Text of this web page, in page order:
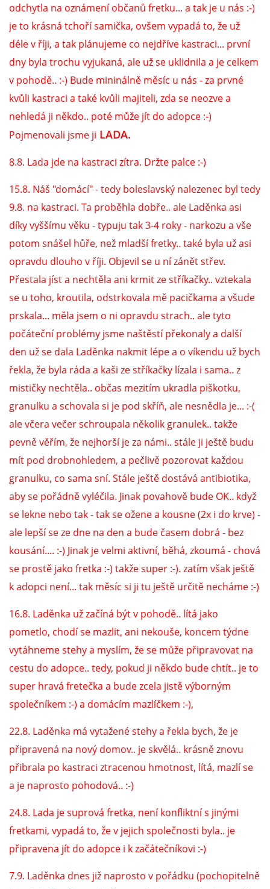
DFD - DOMOV FRETČÍCH DŮCHODCŮ
PODMÍNKY PŘEVZETÍ FRETKY.
O FRETCE
O FRETCE
PÉČE O FRETKU
CHCI SI POŘÍDIT FRETKU
VÝCHOVA FRETKY
JAK FRETKA BYDLÍ
KASTRACE
STRAVA
PODPORA
E - S H O P
HISTORIE 2022
O NÁS :-)
VÝROČNÍ ZPRÁVY
KONTAKT
JAK NÁM POMOCI
NATÁČENÍ V TELEVIZI
AKCE
odchytla na oznámení občanů fretku... a tak je u nás :-)
je to krásná tchoří samička, ovšem vypadá to, že už
déle v říji, a tak plánujeme co nejdříve kastraci... první
dny byla trochu vyjukaná, ale už se uklidnila a je celkem
v pohodě.. :-) Bude mininálně měsíc u nás - za prvné
kvůli kastraci a také kvůli majiteli, zda se neozve a
nehledá ji někdo.. poté může jít do adopce :-)
Pojmenovali jsme ji LADA.
8.8. Lada jde na kastraci zítra. Držte palce :-)
15.8. Náš "domácí" - tedy boleslavský nalezenec byl tedy
9.8. na kastraci. Ta proběhla dobře.. ale Laděnka asi
díky vyššímu věku - typuju tak 3-4 roky - narkozu a vše
potom snášel hůře, než mladší fretky.. také byla už asi
opravdu dlouho v říji. Objevil se u ní zánět střev.
Přestala jíst a nechtěla ani krmit ze stříkačky.. vztekala
se u toho, kroutila, odstrkovala mě pacičkama a všude
prskala... měla jsem o ni opravdu strach.. ale tyto
počáteční problémy jsme naštěstí překonaly a další
den už se dala Laděnka nakmit lépe a o víkendu už bych
řekla, že byla ráda a kaši ze stříkačky lízala i sama.. z
mističky nechtěla.. občas mezitím ukradla piškotku,
granulku a schovala si je pod skříň, ale nesnědla je... :-(
ale včera večer schroupala několik granulek.. takže
pevně věřím, že nejhorší je za námi.. stále ji ještě budu
mít pod drobnohledem, a pečlivě pozorovat každou
granulku, co sama sní. Stále ještě dostává antibiotika,
aby se pořádně vyléčila. Jinak povahově bude OK.. když
se lekne nebo tak - tak se ožene a kousne (2x i do krve) -
ale lepší se ze dne na den a bude časem dobrá - bez
kousání.... :-) Jinak je velmi aktivní, běhá, zkoumá - chová
se prostě jako fretka :-) takže super :-). zatím však ještě
k adopci není... tak měsíc si ji tu ještě určitě necháme :-)
16.8. Laděnka už začíná být v pohodě.. lítá jako
pometlo, chodí se mazlit, ani nekouše, koncem týdne
vytáhneme stehy a myslím, že se může připravovat na
cestu do adopce.. tedy, pokud ji někdo bude chtít.. je to
super hravá fretečka a bude zcela jistě výborným
společníkem :-) a domácím mazlíčkem :-),
22.8. Laděnka má vytažené stehy a řekla bych, že je
připravená na nový domov.. je skvělá.. krásně znovu
přibrala po kastraci ztracenou hmotnost, lítá, mazlí se
a je naprosto pohodová.. :-)
24.8. Lada je suprová fretka, není konfliktní s jinými
fretkami, vypadá to, že v jejich společnosti byla.. je
připravena jít do adopce i k začátečníkovi :-)
7.9. Laděnka dnes již naprosto v pořádku (pochopitelně